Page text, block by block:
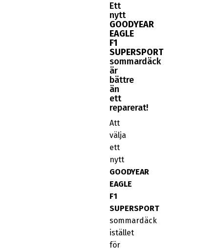
Ett
nytt
GOODYEAR
EAGLE
F1
SUPERSPORT
sommardäck
är
bättre
än
ett
reparerat!
Att
välja
ett
nytt
GOODYEAR
EAGLE
F1
SUPERSPORT
sommardäck
istället
för